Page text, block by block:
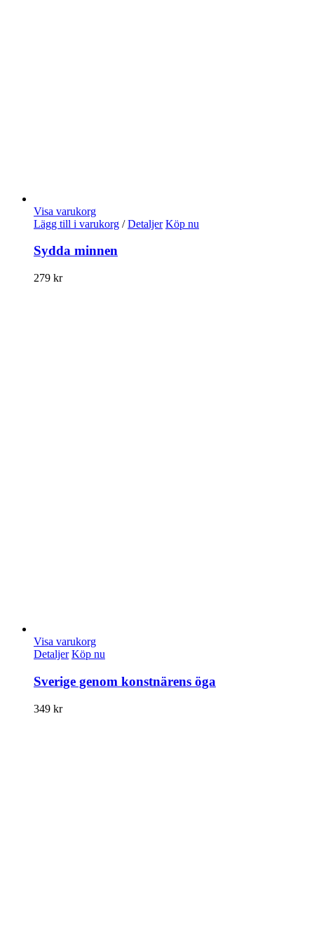
Visa varukorg
Lägg till i varukorg / Detaljer Köp nu
Sydda minnen
279 kr
Visa varukorg
Detaljer Köp nu
Sverige genom konstnärens öga
349 kr